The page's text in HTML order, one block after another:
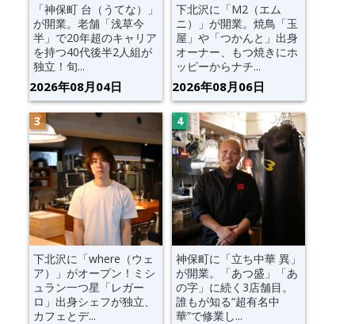
「神保町 台（うてな）」
が開業。老舗「浅草今
半」で20年超のキャリア
を持つ40代後半2人組が
独立！旬...
2026年08月04日
下北沢に「M2（エム
ニ）」が開業。焼鳥「玉
屋」や「つかんと」出身
オーナー、もつ焼きにホ
ッピーからナチ...
2026年08月06日
下北沢に「where（ウェ
ア）」がオープン！ミシ
ュラン一つ星「レガー
ロ」出身シェフが独立、
カフェとデ...
神保町に「立ち中華 異」
が開業。「あつ盛」「あ
の字」に続く3店舗目。
誰もが知る“超有名中
華”で修業し...